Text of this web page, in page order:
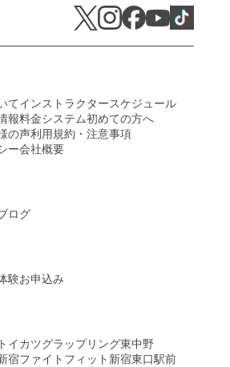
てインストラクタースケジュール
報料金システム初めての方へ
の声利用規約・注意事項
ー会社概要
ログ
験お申込み
イカツグラップリング東中野
宿ファイトフィット新宿東口駅前